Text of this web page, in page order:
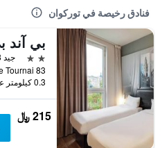
فنادق رخيصة في توركوان
2 نجمتين
جيد 7.8
0.3 كيلومتر عن وسط المدينة
215 ﷼